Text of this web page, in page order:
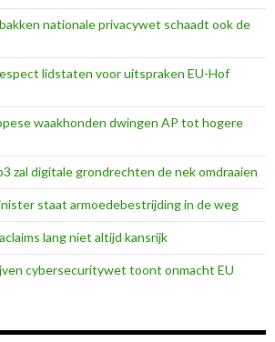
nationale privacywet schaadt ook de
lidstaten voor uitspraken EU-Hof
waakhonden dwingen AP tot hogere
zal digitale grondrechten de nek omdraaien
staat armoedebestrijding in de weg
lang niet altijd kansrijk
cybersecuritywet toont onmacht EU